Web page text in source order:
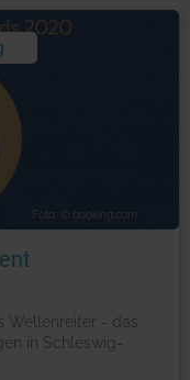
Foto: © booking.com
Wellenreiter - das
in Schleswig-